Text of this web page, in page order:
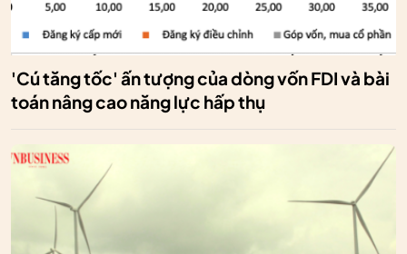
'Cú tăng tốc' ấn tượng của dòng vốn FDI và bài
toán nâng cao năng lực hấp thụ